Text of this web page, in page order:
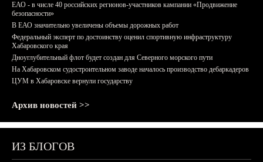
ЕАО - в числе 40 российских регионов-участников кампании «Продвижение
безопасности»
В ЕАО значительно увеличены объемы дорожных работ
Федеральный эксперт по достоинству оценил спортивную инфраструктуру
Хабаровского края
Дноуглубительный флот будет создан для Северного морского пути
На Хабаровском судостроительном заводе началось производство дебаркадеров
ЦУМ в Хабаровске вернули государству
Архив новостей >>
ИЗ БЛОГОВ